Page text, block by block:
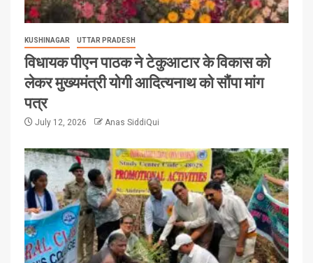
KUSHINAGAR UTTAR PRADESH
विधायक पीएन पाठक ने टेकुआटार के विकास को
लेकर मुख्यमंत्री योगी आदित्यनाथ को सौंपा मांग
पत्र
July 12, 2026 Anas SiddiQui